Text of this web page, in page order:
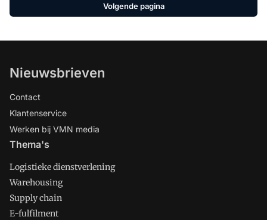
een nieuwe fase
Volgende pagina
Nieuwsbrieven
Contact
Klantenservice
Werken bij VMN media
Thema's
Logistieke dienstverlening
Warehousing
Supply chain
E-fulfilment